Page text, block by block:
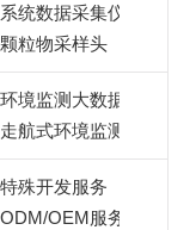
系统数据采集仪
颗粒物采样头
环境监测大数据服务
走航式环境监测服务
特殊开发服务
ODM/OEM服务